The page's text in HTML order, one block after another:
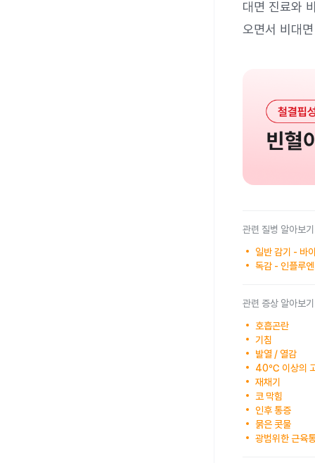
대면 진료와
오면서 비대
관련 질병 알아보기
일반 감기 - 바
독감 - 인플루
관련 증상 알아보기
호흡곤란
기침
발열 / 열감
40℃ 이상의
재채기
코 막힘
인후 통증
묽은 콧물
광범위한 근육